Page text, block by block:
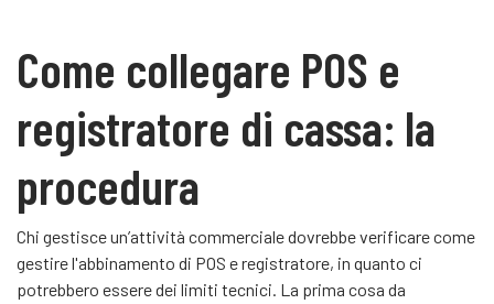
Come collegare POS e
registratore di cassa: la
procedura
Chi gestisce un’attività commerciale dovrebbe verificare come
gestire l'abbinamento di POS e registratore, in quanto ci
potrebbero essere dei limiti tecnici. La prima cosa da